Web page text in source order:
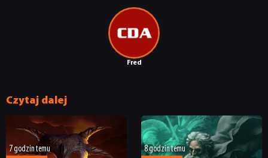
Fred
Czytaj dalej
7 godzin temu 8 godzin temu